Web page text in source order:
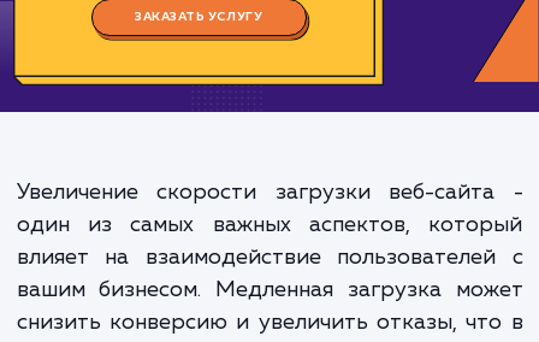
Цена:
2-4 ч
*Каждый заказ индивидуален. Указаны средние значения цены и срока.
ЗАКАЗАТЬ УСЛУГУ
Увеличение скорости загрузки веб-
один из самых важных аспектов,